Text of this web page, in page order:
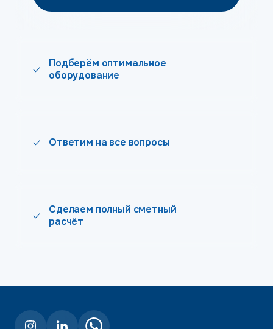
Подберём оптимальное
оборудование
Ответим на все вопросы
Сделаем полный сметный
расчёт